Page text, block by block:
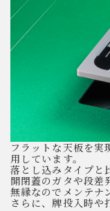
フラットな天板を実
用しています。
落とし込みタイプと
開閉蓋のガタや段差
無縁なのでメンテナ
さらに、牌投入時や